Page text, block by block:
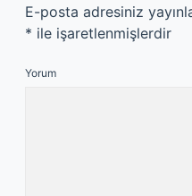
E-posta adresiniz
* ile işaretlenmişlerdir
Yorum